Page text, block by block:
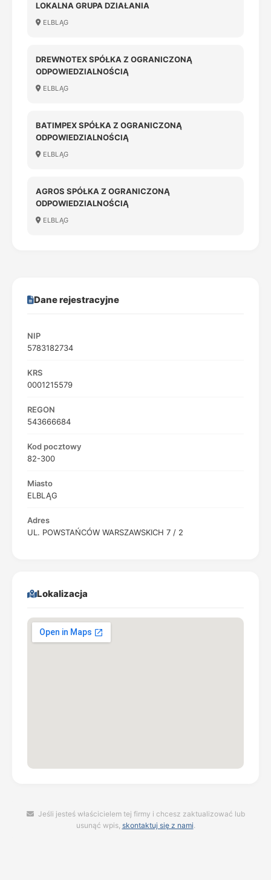
LOKALNA GRUPA DZIAŁANIA
ELBLĄG
DREWNOTEX SPÓŁKA Z OGRANICZONĄ
ODPOWIEDZIALNOŚCIĄ
ELBLĄG
BATIMPEX SPÓŁKA Z OGRANICZONĄ
ODPOWIEDZIALNOŚCIĄ
ELBLĄG
AGROS SPÓŁKA Z OGRANICZONĄ
ODPOWIEDZIALNOŚCIĄ
ELBLĄG
Dane rejestracyjne
NIP
5783182734
KRS
0001215579
REGON
543666684
Kod pocztowy
82-300
Miasto
ELBLĄG
Adres
UL. POWSTAŃCÓW WARSZAWSKICH 7 / 2
Lokalizacja
Jeśli jesteś właścicielem tej firmy i chcesz zaktualizować lub
usunąć wpis, skontaktuj się z nami.